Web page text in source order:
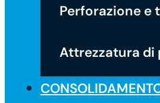
Perforazione e
Attrezzatura di